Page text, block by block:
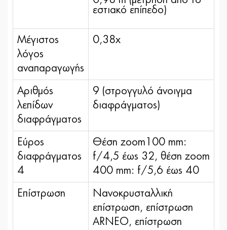
εστιακό επίπεδο)
Μέγιστος
λόγος
αναπαραγωγής
0,38x
Αριθμός
λεπίδων
διαφράγματος
9 (στρογγυλό άνοιγμα
διαφράγματος)
Εύρος
διαφράγματος
4
Θέση zoom100 mm:
f/4,5 έως 32, θέση zoom
400 mm: f/5,6 έως 40
Επίστρωση
Νανοκρυσταλλική
επίστρωση, επίστρωση
ARNEO, επίστρωση